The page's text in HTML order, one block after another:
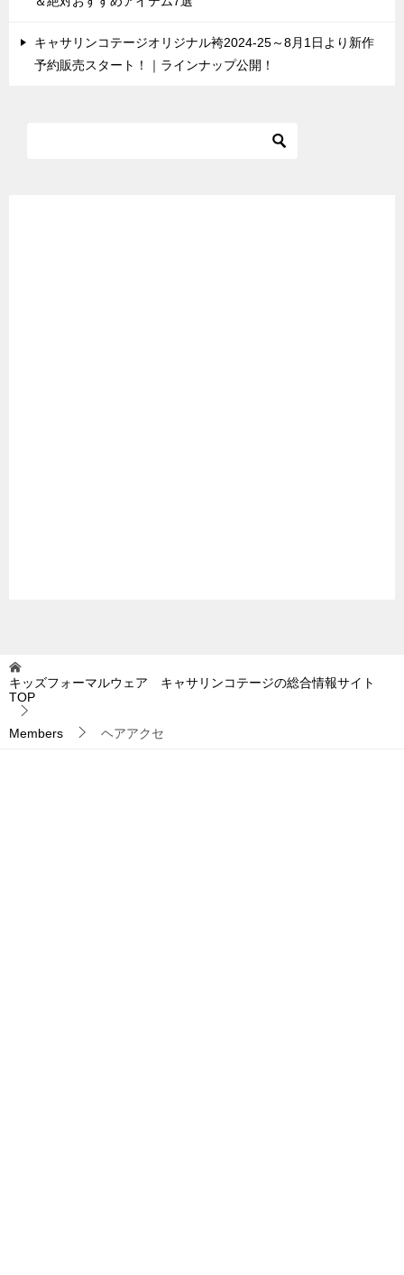
キャサリンコテージオリジナル袴2024-25～8月1日より新作
予約販売スタート！｜ラインナップ公開！
キッズフォーマルウェア キャサリンコテージの総合情報サイト
TOP
Members ヘアアクセ